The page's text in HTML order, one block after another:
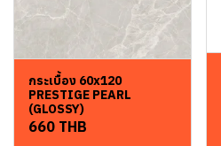
กระเบื้อง 60x120
PRESTIGE PEARL
(GLOSSY)
660 THB